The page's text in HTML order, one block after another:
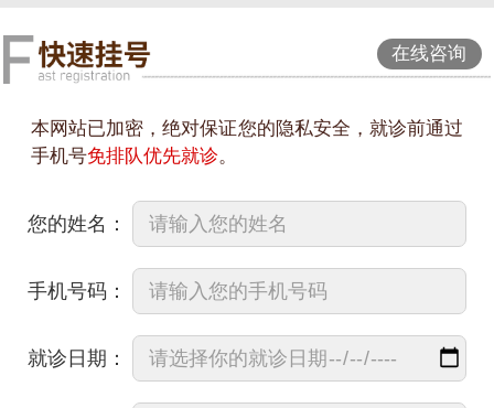
在线咨询
本网站已加密，绝对保证您的隐私安全，就诊前通过
手机号免排队优先就诊。
您的姓名：
手机号码：
就诊日期：